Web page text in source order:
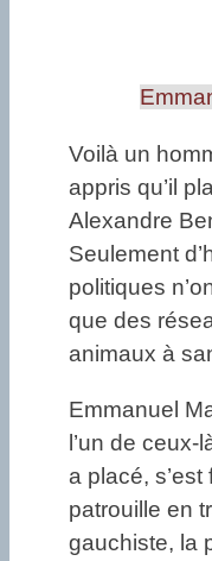
Voilà un
appris qu’il
Alexandre
Seulement
politiques
que des
animaux à
Emmanuel
l’un de ceux-
a placé,
patrouille en
gauchiste, la